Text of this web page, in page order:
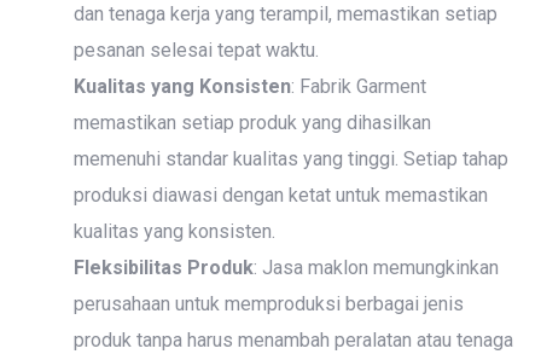
dan tenaga kerja yang terampil, memastikan setiap
pesanan selesai tepat waktu.
Kualitas yang Konsisten: Fabrik Garment
memastikan setiap produk yang dihasilkan
memenuhi standar kualitas yang tinggi. Setiap tahap
produksi diawasi dengan ketat untuk memastikan
kualitas yang konsisten.
Fleksibilitas Produk: Jasa maklon memungkinkan
perusahaan untuk memproduksi berbagai jenis
produk tanpa harus menambah peralatan atau tenaga